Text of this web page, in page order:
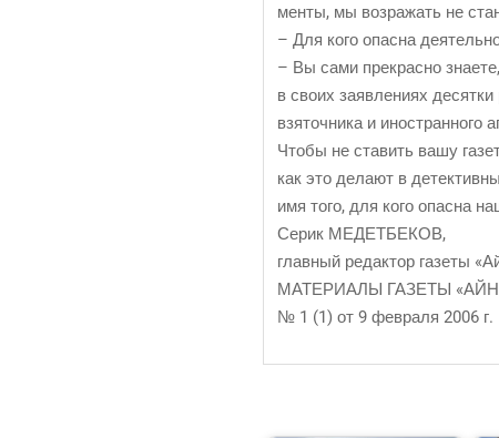
мен­ты, мы воз­ра­жать не
– Для кого опас­на
– Вы сами пре­крас­но
в сво­их заяв­ле­ни­ях
взя­точ­ни­ка и ино­стран­но­го
Что­бы не ста­вить вашу
как это дела­ют в
имя того, для кого опас­на
Серик МЕДЕТБЕКОВ,
глав­ный редак­тор газе­ты
МАТЕРИАЛЫ ГАЗЕТЫ
№ 1 (1) от 9 фев­ра­ля 2006 г.